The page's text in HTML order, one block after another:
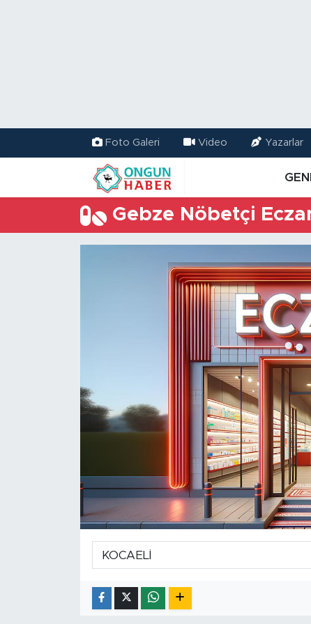
Foto Galeri Video Yazarlar
Gebze Nöbetçi
Trafik Durumu
TFF 2.Lig Kırmızı Grup Puan Durumu ve Fikstür
Tüm Manşetler